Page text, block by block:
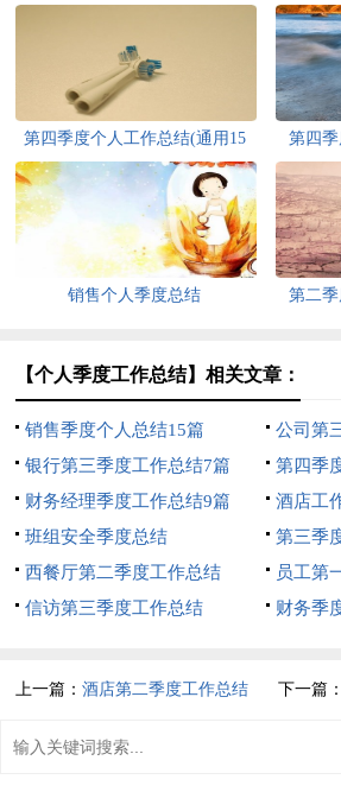
第四季度个人工作总结(通用15
篇)
第四
销售个人季度总结 第二
【个人季度工作总结】相关文章：
销售季度个人总结15篇
公司第
银行第三季度工作总结7篇
第四季
篇)
财务经理季度工作总结9篇
酒店工
班组安全季度总结
第三季
西餐厅第二季度工作总结
员工第
信访第三季度工作总结
财务季
上一篇：酒店第二季度工作总结 下一篇：